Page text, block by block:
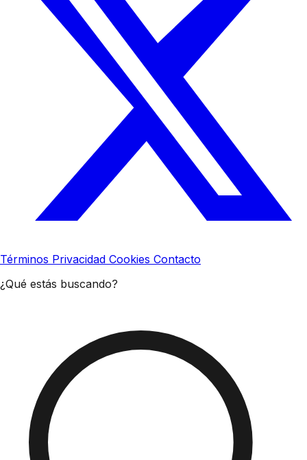
Términos Privacidad Cookies Contacto
¿Qué estás buscando?